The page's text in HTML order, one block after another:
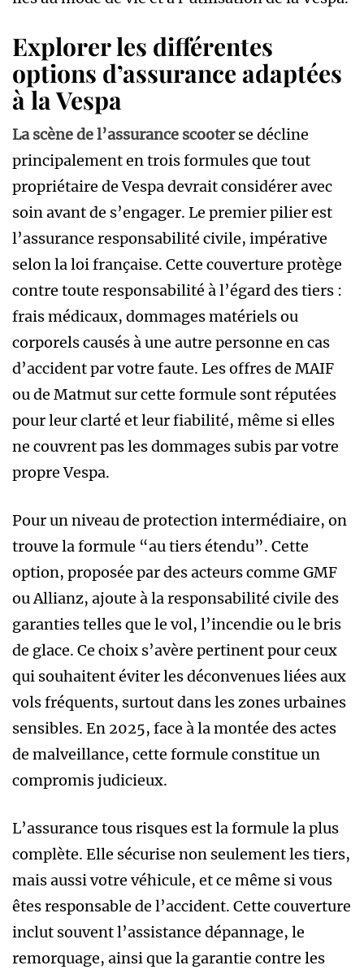
Explorer les différentes
options d’assurance adaptées
à la Vespa
La scène del’assurance scooterse décline
principalement en trois formules que tout
propriétaire de Vespa devrait considérer avec
soin avant de s’engager. Le premier pilier est
l’assurance responsabilité civile, impérative
selon la loi française. Cette couverture protège
contre toute responsabilité à l’égard des tiers :
frais médicaux, dommages matériels ou
corporels causés à une autre personne en cas
d’accident par votre faute. Les offres de MAIF
ou de Matmut sur cette formule sont réputées
pour leur clarté et leur fiabilité, même si elles
ne couvrent pas les dommages subis par votre
propre Vespa.
Pour un niveau de protection intermédiaire, on
trouve la formule “au tiers étendu”. Cette
option, proposée par des acteurs comme GMF
ou Allianz, ajoute à la responsabilité civile des
garanties telles que le vol, l’incendie ou le bris
de glace. Ce choix s’avère pertinent pour ceux
qui souhaitent éviter les déconvenues liées aux
vols fréquents, surtout dans les zones urbaines
sensibles. En 2025, face à la montée des actes
de malveillance, cette formule constitue un
compromis judicieux.
L’assurance tous risques est la formule la plus
complète. Elle sécurise non seulement les tiers,
mais aussi votre véhicule, et ce même si vous
êtes responsable de l’accident. Cette couverture
inclut souvent l’assistance dépannage, le
remorquage, ainsi que la garantie contre les